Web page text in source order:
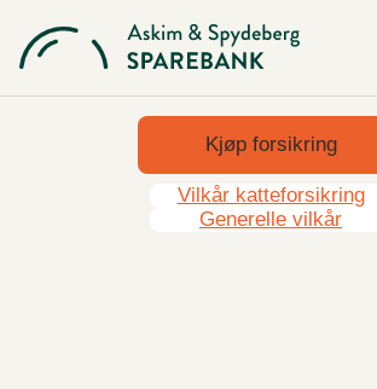
Kjøp forsikring
Vilkår katteforsikring
Generelle vilkår